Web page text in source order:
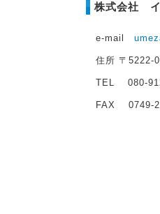
株式会社
e-mail
住所 〒5222-
TEL 080-
FAX 0749-